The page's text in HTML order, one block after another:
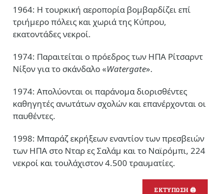
1964: Η τουρκική αεροπορία βομβαρδίζει επί
τριήμερο πόλεις και χωριά της Κύπρου,
εκατοντάδες νεκροί.
1974: Παραιτείται ο πρόεδρος των ΗΠΑ Ρίτσαρντ
Νίξον για το σκάνδαλο «Watergate».
1974: Απολύονται οι παράνομα διορισθέντες
καθηγητές ανωτάτων σχολών και επανέρχονται οι
παυθέντες.
1998: Μπαράζ εκρήξεων εναντίον των πρεσβειών
των ΗΠΑ στο Νταρ ες Σαλάμ και το Ναϊρόμπι, 224
νεκροί και τουλάχιστον 4.500 τραυματίες.
ΕΚΤΥΠΩΣΗ 🖨